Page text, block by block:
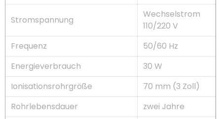
Stromspannung
Wechselstrom
110/220 V
Frequenz
50/60 Hz
Energieverbrauch
30 W
Ionisationsrohrgröße
70 mm (3 Zoll)
Rohrlebensdauer
zwei Jahre